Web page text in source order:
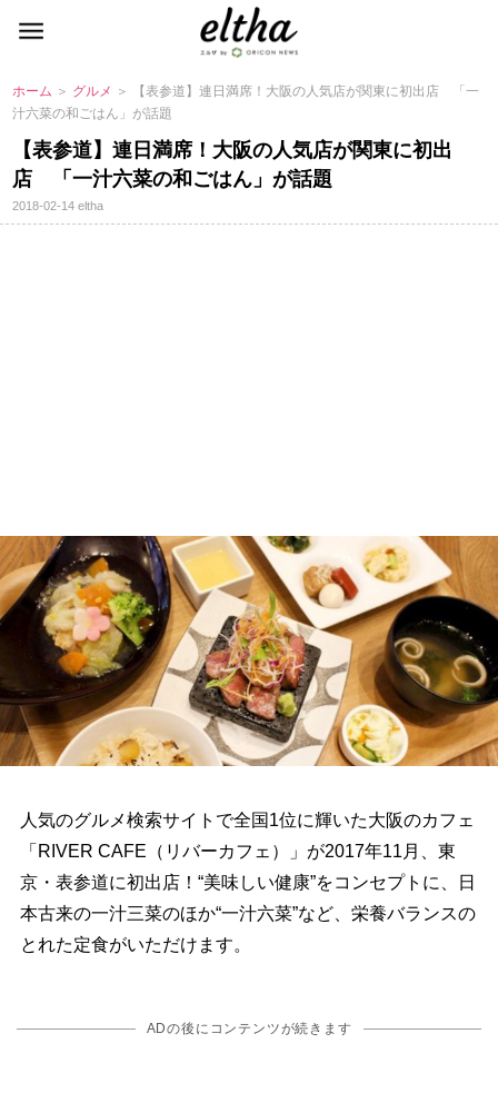
ホーム ＞ グルメ ＞ 【表参道】連日満席！大阪の人気店が関東に初出店 「一
汁六菜の和ごはん」が話題
【表参道】連日満席！大阪の人気店が関東に初出
店 「一汁六菜の和ごはん」が話題
2018-02-14eltha
人気のグルメ検索サイトで全国1位に輝いた大阪のカフェ
「RIVER CAFE（リバーカフェ）」が2017年11月、東
京・表参道に初出店！“美味しい健康”をコンセプトに、日
本古来の一汁三菜のほか“一汁六菜”など、栄養バランスの
とれた定食がいただけます。
ADの後にコンテンツが続きます